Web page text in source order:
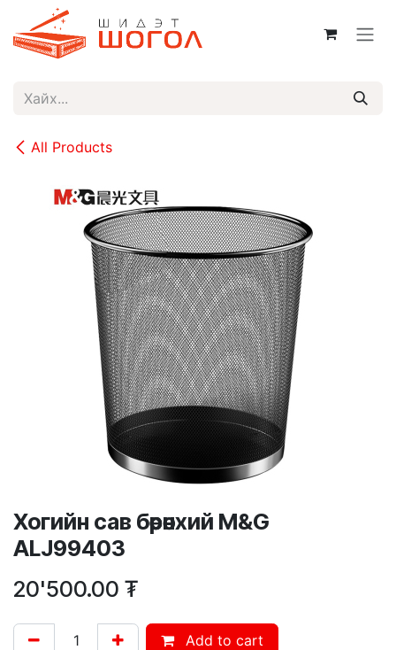
Skip to Content
All Products
Хогийн сав бөөрөнхий M&G
ALJ99403
20'500.00 ₮
Add to cart